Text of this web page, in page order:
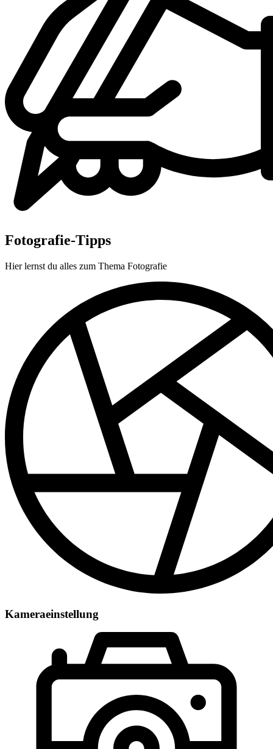
Fotografie-Tipps
Hier lernst du alles zum Thema Fotografie
Kameraeinstellung